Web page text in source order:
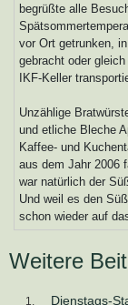
begrüßte alle
vor Ort getrunken,
gebracht oder
IKF-Keller
Unzählige
und etliche Bleche
Kaffee- und
aus dem Jahr 2006
war natürlich der
Und weil es den
schon wieder auf
Weitere
Dienstags-